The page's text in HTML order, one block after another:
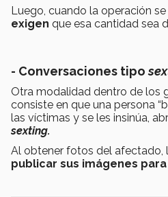
Luego, cuando la operación se
exigen que esa cantidad sea
- Conversaciones tipo
Otra modalidad dentro de los
consiste en que una persona
las víctimas y se les insinúa,
sexting.
Al obtener fotos del afectado,
publicar sus imágenes